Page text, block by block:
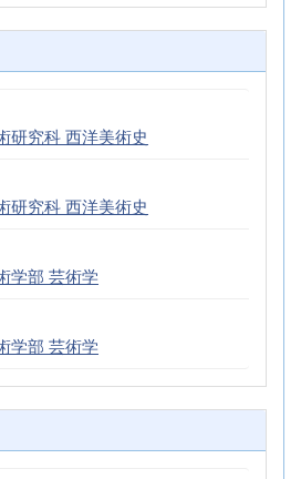
研究科 西洋美術史
研究科 西洋美術史
学部 芸術学
学部 芸術学